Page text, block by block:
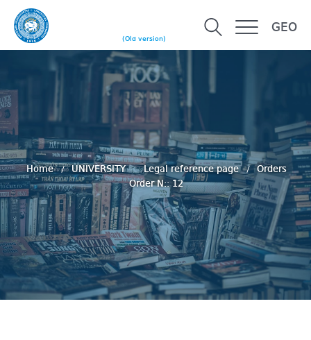
(Old version)
GEO
Home UNIVERSITY Legal reference page
Orders
Order N:: 12